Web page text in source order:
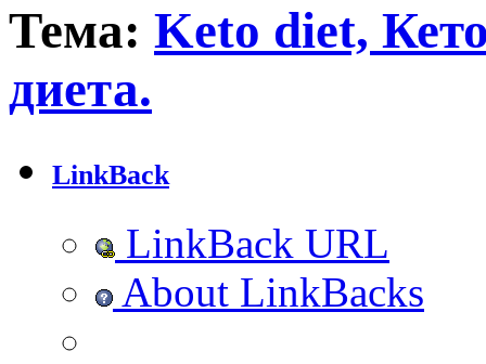
Тема: Keto diet,
диета.
LinkBack
LinkBack URL
About LinkBacks